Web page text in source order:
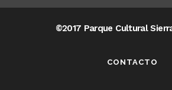
©2017 Parque Cultural
CONTACTO